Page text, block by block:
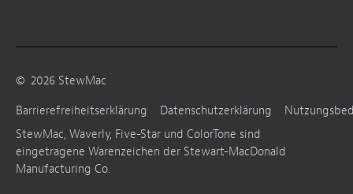
© 2026 StewMac
Barrierefreiheitserklärung
Datenschutzerklärung
StewMac, Waverly, Five-Star und ColorTone sind
eingetragene Warenzeichen der Stewart-MacDonald
Manufacturing Co.